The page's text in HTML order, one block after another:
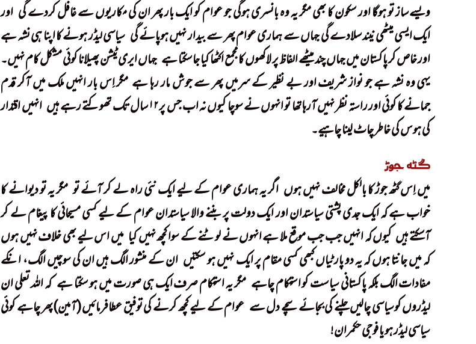
ویسے ساز تو ہوگا اور سکون کا بھی مگر یہ وہ بانسری ہوگی جو عوام کو ایک بار پھر ان کی مکاریوں سے غافل کردے گی اور
ایک ایسی میٹھی نیند سلادے گی جہاں سے ہماری عوام پھر سے بیدار نہیں ہوپائے گی سیاسی لیڈر ہونے کا اپنا ہی نشہ ہے
اور خاص کر پاکستان میں جہاں چند میٹھے الفاظ پر لاکھوں کا مجمع اکٹھا کیا جاسکتا ہےجہاں ایری ٹیشن پھیلانا کوئی مشکل کام نہیں۔
یہی وہ نشہ ہے جو نواز شریف اور بے نظیر کے سرمیں پھر سے جوش مار رہا ہےمگر اِس بار انہیں ملک میں آکر قدم
جمانے کا کوئی اور راستہ نظر نہیں آرہا تھا تو انہوں نے سوچا کیوں نہ اب جس پر ۱۲ سال تک تھوکتے رہے ہیں
انہیں اقتدار
کی ہوس کی خاطر چاٹ لینا چاہیے۔
گٹھ جوڑ
میں اِس گٹھ جوڑ کا بالکل مخالف نہیں ہوں اگر یہ ہماری عوام کے لیے ایک نئی راہ لے کر آئے تو!مگر یہ تو دیوانے کا
خواب ہے کہ ایک جدی پشتی سیاستدان اور ایک دولت پر بننے والا سیاستدان عوام کے لیے کسی مسیحائی کا پیغام لے کر
آسکتے ہیں کیوں کہ انہیں جب جب موقع ملا ہے انہوں نے لوٹنے کے سوا کچھ نہیں کیا میں اس لیے بھی خلاف نہیں ہوں
کہ میں جانتا ہوں کہ یہ دو پارٹیاں کبھی کسی مقام پر ایک نہیں ہو سکتیں ان کے منشور الگ ہیں ان کی سوچیں الگ، انکے
مفادات الگبلکہ پاکستانی سیاست کو استحکام چاہے مگر یہ استحکام صرف ایک ہی صورت میں ہو سکتا ہے!کہ اللہ تعلی ان
لیڈروں کوسیاسی چالیں چلنے کی بجائے سچے دل سے عوام کے لیے کچھ کرنے کی توفیق عطافرمائیں (آمین)پھر چاہے کوئی
سیاسی لیڈر ہو یا فوجی حکمران!